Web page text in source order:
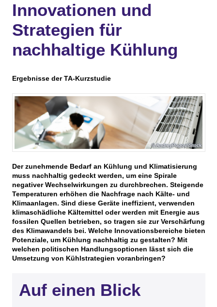
Innovationen und
Strategien für
nachhaltige Kühlung
Ergebnisse der TA-Kurzstudie
AndreyPopov/iStock
Der zunehmende Bedarf an Kühlung und Klimatisierung
muss nachhaltig gedeckt werden, um eine Spirale
negativer Wechselwirkungen zu durchbrechen. Steigende
Temperaturen erhöhen die Nachfrage nach Kälte- und
Klimaanlagen. Sind diese Geräte ineffizient, verwenden
klimaschädliche Kältemittel oder werden mit Energie aus
fossilen Quellen betrieben, so tragen sie zur Verschärfung
des Klimawandels bei. Welche Innovationsbereiche bieten
Potenziale, um Kühlung nachhaltig zu gestalten? Mit
welchen politischen Handlungsoptionen lässt sich die
Umsetzung von Kühlstrategien voranbringen?
Auf einen Blick